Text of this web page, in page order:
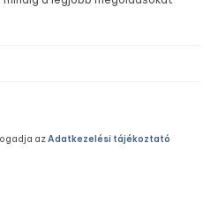
azAdatkezelési tájékoztató